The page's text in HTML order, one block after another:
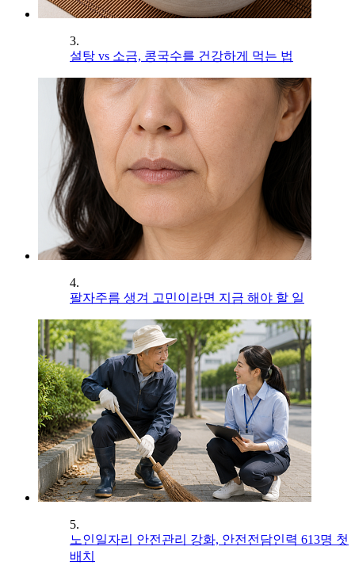
3.
설탕 vs 소금, 콩국수를 건강하게 먹는 법
4.
팔자주름 생겨 고민이라면 지금 해야 할 일
5.
노인일자리 안전관리 강화, 안전전담인력 613명 첫
배치